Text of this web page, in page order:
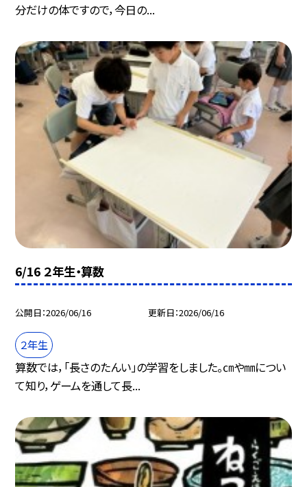
分だけの体ですので，今日の...
6/16 ２年生・算数
公開日 2026/06/16 更新日 2026/06/16
２年生
算数では，「長さのたんい」の学習をしました。㎝や㎜につい
て知り，ゲームを通して長...